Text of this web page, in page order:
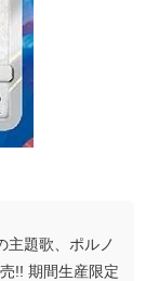
主題歌、ポルノ
!! 期間生産限定